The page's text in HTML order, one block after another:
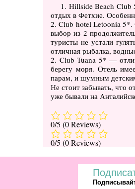
1. Hillside Beach Club
отдых в Фетхие.
2. Club hotel Letoonia 5*.
выбор из 2
туристы не устали
отличная рыбалка,
2. Club Tuana 5* —
берегу моря. Отель
парам, и шумным
Не стоит забывать, что
уже бывали на
0/5 (0 Reviews)
0/5 (0 Reviews)